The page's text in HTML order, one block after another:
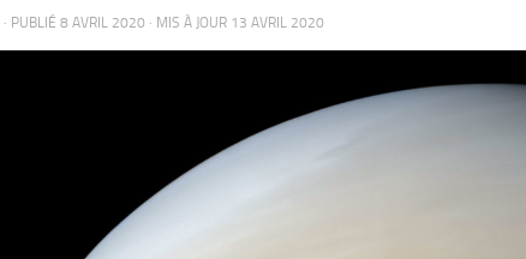
· PUBLIÉ 8 AVRIL 2020 · MIS À JOUR 13 AVRIL 2020